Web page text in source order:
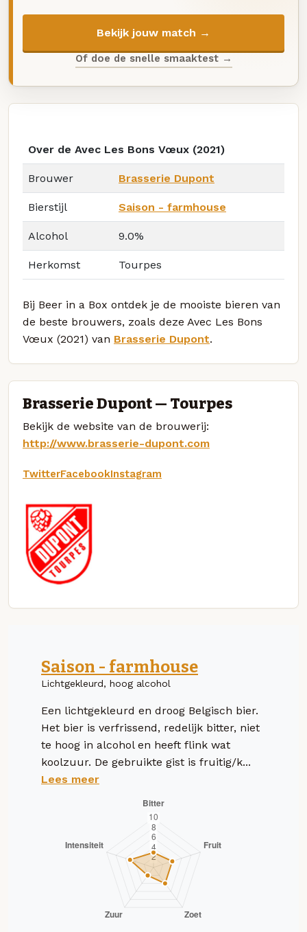
Bekijk jouw match →
Of doe de snelle smaaktest →
Over de Avec Les Bons Vœux (2021)
Brouwer Brasserie Dupont
Bierstijl Saison - farmhouse
Alcohol 9.0%
Herkomst Tourpes
Bij Beer in a Box ontdek je de mooiste bieren van
de beste brouwers, zoals deze Avec Les Bons
Vœux (2021) van Brasserie Dupont.
Brasserie Dupont — Tourpes
Bekijk de website van de brouwerij:
http://www.brasserie-dupont.com
TwitterFacebookInstagram
Saison - farmhouse
Lichtgekleurd, hoog alcohol
Een lichtgekleurd en droog Belgisch bier.
Het bier is verfrissend, redelijk bitter, niet
te hoog in alcohol en heeft flink wat
koolzuur. De gebruikte gist is fruitig/k...
Lees meer